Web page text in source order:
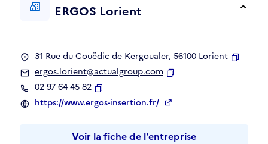
ERGOS Lorient
31 Rue du Couëdic de Kergoualer, 56100 Lorient
ergos.lorient@actualgroup.com
02 97 64 45 82
Copier
https://www.ergos-insertion.fr/
Voir la fiche de l'entreprise